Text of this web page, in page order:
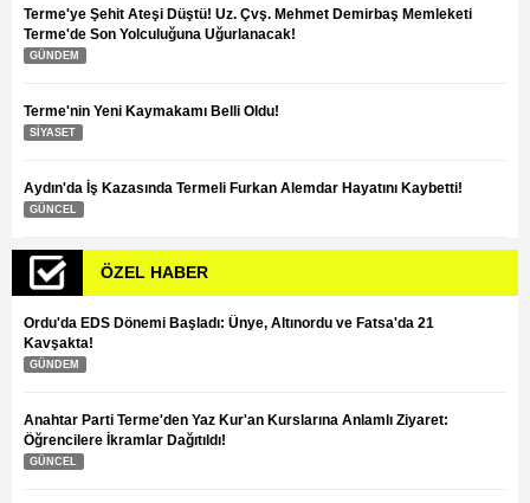
Terme'ye Şehit Ateşi Düştü! Uz. Çvş. Mehmet Demirbaş Memleketi
Terme'de Son Yolculuğuna Uğurlanacak!
GÜNDEM
Terme'nin Yeni Kaymakamı Belli Oldu!
SİYASET
Aydın'da İş Kazasında Termeli Furkan Alemdar Hayatını Kaybetti!
GÜNCEL
ÖZEL HABER
Ordu'da EDS Dönemi Başladı: Ünye, Altınordu ve Fatsa'da 21
Kavşakta!
GÜNDEM
Anahtar Parti Terme'den Yaz Kur'an Kurslarına Anlamlı Ziyaret:
Öğrencilere İkramlar Dağıtıldı!
GÜNCEL